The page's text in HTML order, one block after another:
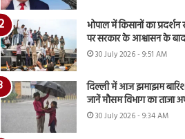
भोपाल में किसानों का
पर सरकार के आश्वासन के
30 July 2026 - 9:51 AM
दिल्ली में आज झमाझम
जानें मौसम विभाग का ताजा
30 July 2026 - 9:34 AM